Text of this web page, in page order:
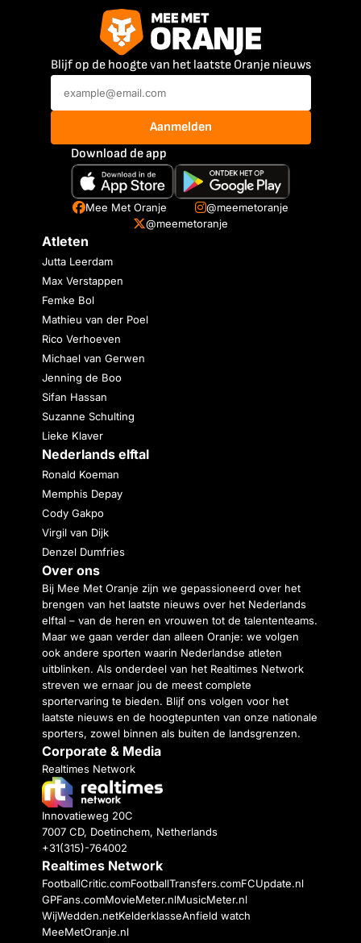
Blijf op de hoogte van het laatste Oranje nieuws
Aanmelden
Download de app
Mee Met Oranje
@meemetoranje
@meemetoranje
Atleten
Jutta Leerdam
Max Verstappen
Femke Bol
Mathieu van der Poel
Rico Verhoeven
Michael van Gerwen
Jenning de Boo
Sifan Hassan
Suzanne Schulting
Lieke Klaver
Nederlands elftal
Ronald Koeman
Memphis Depay
Cody Gakpo
Virgil van Dijk
Denzel Dumfries
Over ons
Bij Mee Met Oranje zijn we gepassioneerd over het
brengen van het laatste nieuws over het Nederlands
elftal – van de heren en vrouwen tot de talententeams.
Maar we gaan verder dan alleen Oranje: we volgen
ook andere sporten waarin Nederlandse atleten
uitblinken. Als onderdeel van het Realtimes Network
streven we ernaar jou de meest complete
sportervaring te bieden. Blijf ons volgen voor het
laatste nieuws en de hoogtepunten van onze nationale
sporters, zowel binnen als buiten de landsgrenzen.
Corporate & Media
Realtimes Network
Innovatieweg 20C
7007 CD, Doetinchem, Netherlands
+31(315)-764002
Realtimes Network
FootballCritic.comFootballTransfers.comFCUpdate.nl
GPFans.comMovieMeter.nlMusicMeter.nl
WijWedden.netKelderklasseAnfield watch
MeeMetOranje.nl